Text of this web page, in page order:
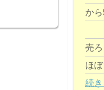
か
売
ほぼ
続